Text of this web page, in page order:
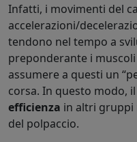
Infatti, i movimenti del
accelerazioni/
tendono nel tempo a
preponderante i
assumere a questi un
corsa. In questo modo,
efficienza in altri gruppi
del polpaccio.